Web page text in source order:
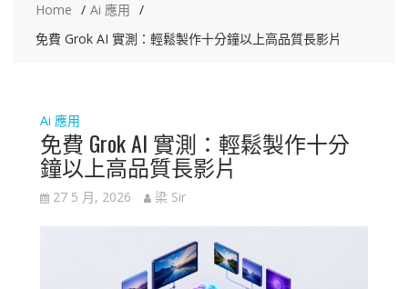
Home
Ai 應用
免費 Grok AI 實測：輕鬆製作十分鐘以上高品質長影片
Ai 應用
免費 Grok AI 實測：輕鬆製作十分
鐘以上高品質長影片
27 5 月, 2026 梁 Sir